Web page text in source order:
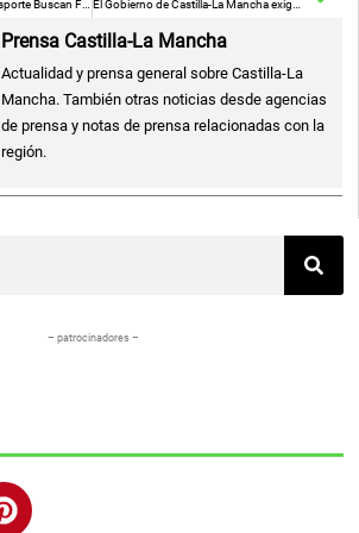
Eurodiputados de Transporte Buscan Fortalecer los Derechos de los Pasajeros El Gobierno de Castilla-La Mancha exige el cumplimiento de la sentencia sobre caudales ecológicos y el plan del Tajo.
Prensa Castilla-La Mancha
Actualidad y prensa general sobre Castilla-La
Mancha. También otras noticias desde agencias
de prensa y notas de prensa relacionadas con la
región.
– patrocinadores –
P
i